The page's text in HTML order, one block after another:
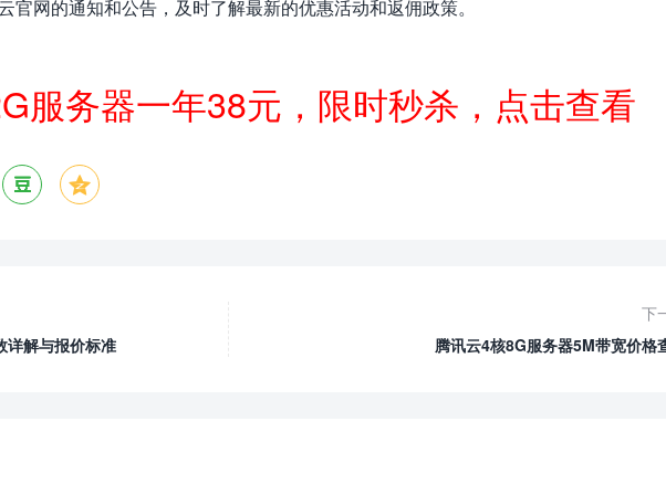
官网的通知和公告，及时了解最新的优惠活动和返佣政策。
服务器一年38元，限时秒杀，点击查看
 
详解与报价标准
下
腾讯云4核8G服务器5M带宽价格